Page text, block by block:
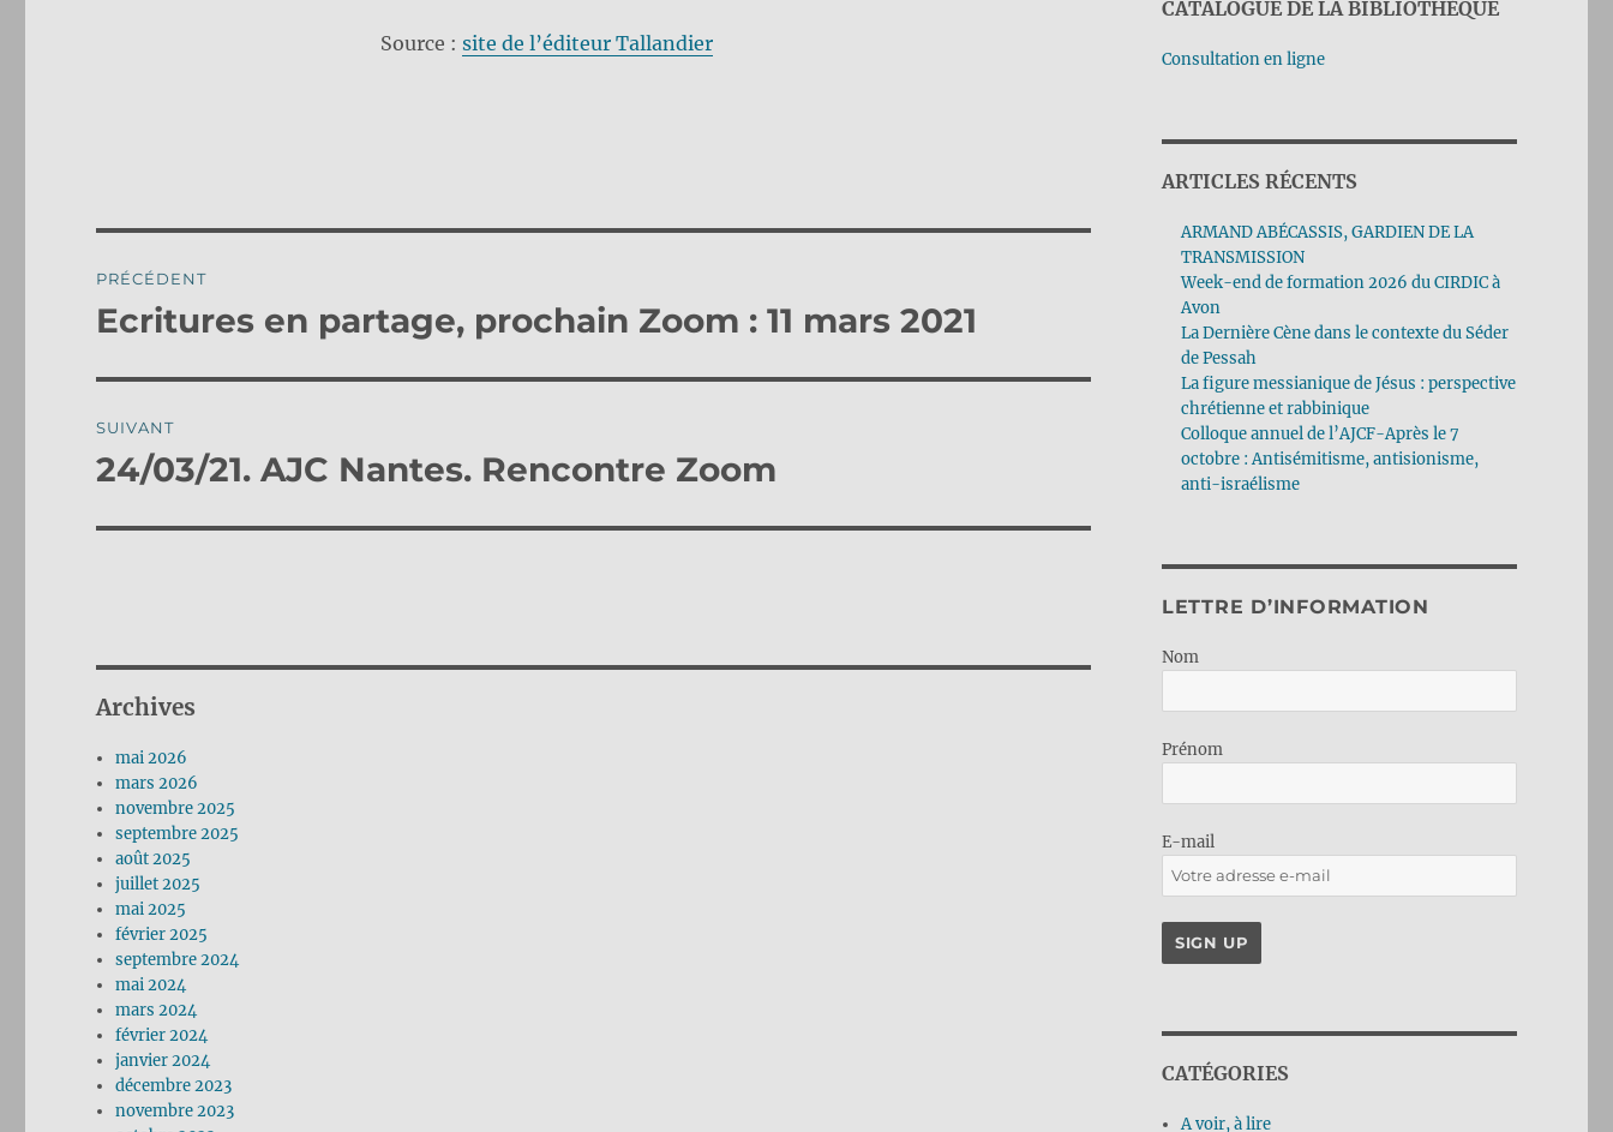
Source : site de l’éditeur Tallandier
de
PRÉCÉDENT
Publication
Ecritures en partage, prochain Zoom : 11 mars 2021
SUIVANT
Publication
24/03/21. AJC Nantes. Rencontre Zoom
Archives
mai 2026
mars 2026
novembre 2025
septembre 2025
août 2025
juillet 2025
mai 2025
février 2025
septembre 2024
mai 2024
mars 2024
février 2024
janvier 2024
décembre 2023
novembre 2023
CATALOGUE DE LA BIBLIOTHÈQUE
Consultation en ligne
ARTICLES RÉCENTS
ARMAND ABÉCASSIS, GARDIEN DE LA
TRANSMISSION
Week-end de formation 2026 du CIRDIC à
Avon
La Dernière Cène dans le contexte du Séder
de Pessah
La figure messianique de Jésus : perspective
chrétienne et rabbinique
Colloque annuel de l’AJCF-Après le 7
octobre : Antisémitisme, antisionisme,
anti-israélisme
LETTRE D’INFORMATION
Nom
Prénom
E-mail
CATÉGORIES
A voir, à lire